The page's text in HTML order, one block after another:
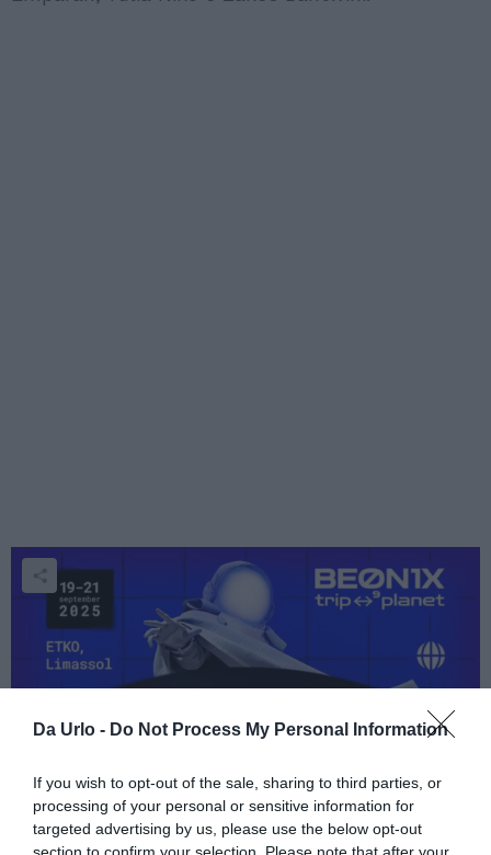
Da Urlo - Do Not Process My Personal Information
If you wish to opt-out of the sale, sharing to third parties, or
processing of your personal or sensitive information for
targeted advertising by us, please use the below opt-out
section to confirm your selection. Please note that after your